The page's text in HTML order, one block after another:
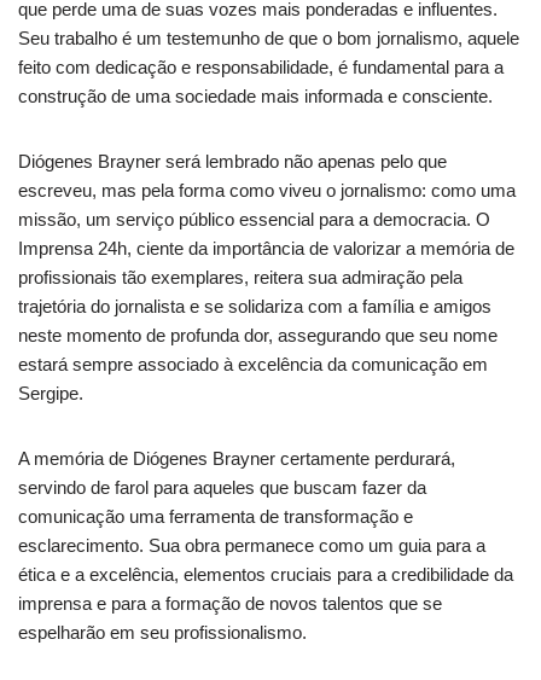
que perde uma de suas vozes mais ponderadas e influentes.
Seu trabalho é um testemunho de que o bom jornalismo, aquele
feito com dedicação e responsabilidade, é fundamental para a
construção de uma sociedade mais informada e consciente.
Diógenes Brayner será lembrado não apenas pelo que
escreveu, mas pela forma como viveu o jornalismo: como uma
missão, um serviço público essencial para a democracia. O
Imprensa 24h, ciente da importância de valorizar a memória de
profissionais tão exemplares, reitera sua admiração pela
trajetória do jornalista e se solidariza com a família e amigos
neste momento de profunda dor, assegurando que seu nome
estará sempre associado à excelência da comunicação em
Sergipe.
A memória de Diógenes Brayner certamente perdurará,
servindo de farol para aqueles que buscam fazer da
comunicação uma ferramenta de transformação e
esclarecimento. Sua obra permanece como um guia para a
ética e a excelência, elementos cruciais para a credibilidade da
imprensa e para a formação de novos talentos que se
espelharão em seu profissionalismo.